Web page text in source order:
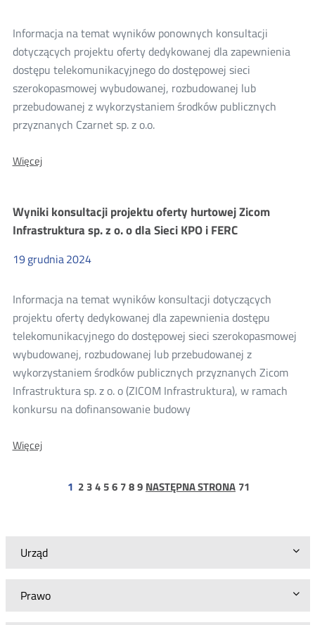
Urząd
Prawo
i 2110-
2170 MHz
Informacja na temat wyników ponownych konsultacji
dotyczących projektu oferty dedykowanej dla zapewnienia
dostępu telekomunikacyjnego do dostępowej sieci
szerokopasmowej wybudowanej, rozbudowanej lub
przebudowanej z wykorzystaniem środków publicznych
przyznanych Czarnet sp. z o.o.
WięcejO:
projektu
oferty
hurtowej
sp.
dla
Sieci
KPO
Wyniki konsultacji projektu oferty hurtowej Zicom
Infrastruktura sp. z o. o dla Sieci KPO i FERC
19grudnia2024
Informacja na temat wyników konsultacji dotyczących
projektu oferty dedykowanej dla zapewnienia dostępu
telekomunikacyjnego do dostępowej sieci szerokopasmowej
wybudowanej, rozbudowanej lub przebudowanej z
wykorzystaniem środków publicznych przyznanych Zicom
Infrastruktura sp. z o. o (ZICOM Infrastruktura), w ramach
konkursu na dofinansowanie budowy
WięcejO:
projektu
sp.
z
dla
1 strona
2 strona
3strona
4strona
5strona
6 strona
7strona
8strona
9 NASTĘPNA STRONA 71